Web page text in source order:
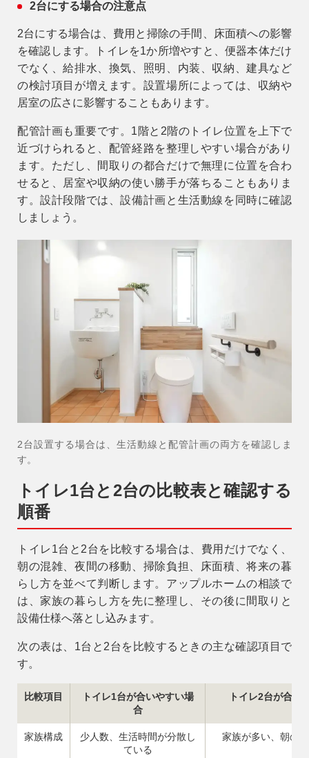
2台にする場合の注意点
2台にする場合は、費用と掃除の手間、床面積への影響
を確認します。トイレを1か所増やすと、便器本体だけ
でなく、給排水、換気、照明、内装、収納、建具など
の検討項目が増えます。設置場所によっては、収納や
居室の広さに影響することもあります。
配管計画も重要です。1階と2階のトイレ位置を上下で
近づけられると、配管経路を整理しやすい場合があり
ます。ただし、間取りの都合だけで無理に位置を合わ
せると、居室や収納の使い勝手が落ちることもありま
す。設計段階では、設備計画と生活動線を同時に確認
しましょう。
2台設置する場合は、生活動線と配管計画の両方を確認しま
す。
トイレ1台と2台の比較表と確認する
順番
トイレ1台と2台を比較する場合は、費用だけでなく、
朝の混雑、夜間の移動、掃除負担、床面積、将来の暮
らし方を並べて判断します。アップルホームの相談で
は、家族の暮らし方を先に整理し、その後に間取りと
設備仕様へ落とし込みます。
次の表は、1台と2台を比較するときの主な確認項目で
す。
比較項目
トイレ1台が合いやすい場
合
トイレ2台が合い
家族構成
少人数、生活時間が分散し
ている
家族が多い、朝の